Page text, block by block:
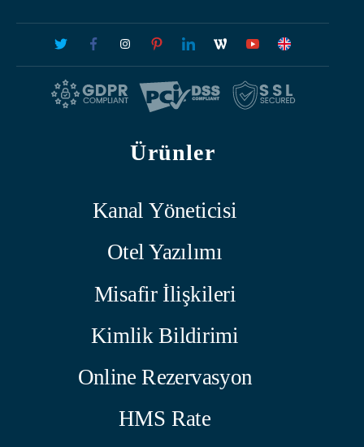
Ürünler
Kanal Yöneticisi
Otel Yazılımı
Misafir İlişkileri
Kimlik Bildirimi
Online Rezervasyon
HMS Rate